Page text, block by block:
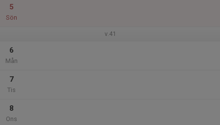
5
Sön
v.41
6
Mån
7
Tis
8
Ons